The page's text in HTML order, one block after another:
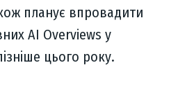
планує впровадити
AI Overviews у
цього року.